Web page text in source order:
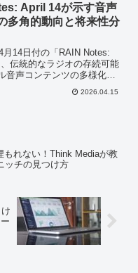
April 14が示す音声
多角的動向と将来性分
月14日付の「RAIN Notes:
伝統的なラジオの存続可能
音声コンテンツの多様化、
の視点など、音声配信市場
点を提示しまし...
2026.04.15
もれない！Think Mediaが教
ッチの見つけ方